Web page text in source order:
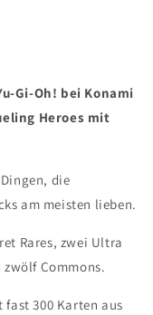
Gi-Oh! bei Konami
Heroes mit
die
am meisten lieben.
Rares, zwei Ultra
zwölf Commons.
fast 300 Karten aus